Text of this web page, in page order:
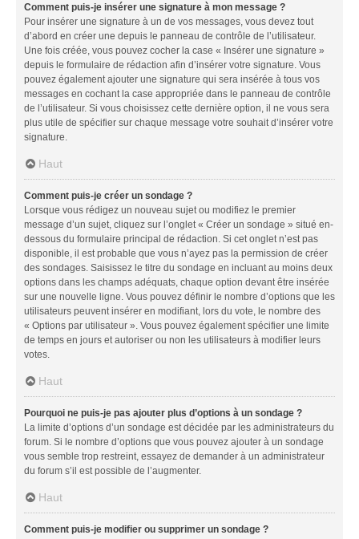
Comment puis-je insérer une signature à mon message ?
Pour insérer une signature à un de vos messages, vous devez tout
d’abord en créer une depuis le panneau de contrôle de l’utilisateur.
Une fois créée, vous pouvez cocher la case « Insérer une signature »
depuis le formulaire de rédaction afin d’insérer votre signature. Vous
pouvez également ajouter une signature qui sera insérée à tous vos
messages en cochant la case appropriée dans le panneau de contrôle
de l’utilisateur. Si vous choisissez cette dernière option, il ne vous sera
plus utile de spécifier sur chaque message votre souhait d’insérer votre
signature.
Haut
Comment puis-je créer un sondage ?
Lorsque vous rédigez un nouveau sujet ou modifiez le premier
message d’un sujet, cliquez sur l’onglet « Créer un sondage » situé en-
dessous du formulaire principal de rédaction. Si cet onglet n’est pas
disponible, il est probable que vous n’ayez pas la permission de créer
des sondages. Saisissez le titre du sondage en incluant au moins deux
options dans les champs adéquats, chaque option devant être insérée
sur une nouvelle ligne. Vous pouvez définir le nombre d’options que les
utilisateurs peuvent insérer en modifiant, lors du vote, le nombre des
« Options par utilisateur ». Vous pouvez également spécifier une limite
de temps en jours et autoriser ou non les utilisateurs à modifier leurs
votes.
Haut
Pourquoi ne puis-je pas ajouter plus d’options à un sondage ?
La limite d’options d’un sondage est décidée par les administrateurs du
forum. Si le nombre d’options que vous pouvez ajouter à un sondage
vous semble trop restreint, essayez de demander à un administrateur
du forum s’il est possible de l’augmenter.
Haut
Comment puis-je modifier ou supprimer un sondage ?